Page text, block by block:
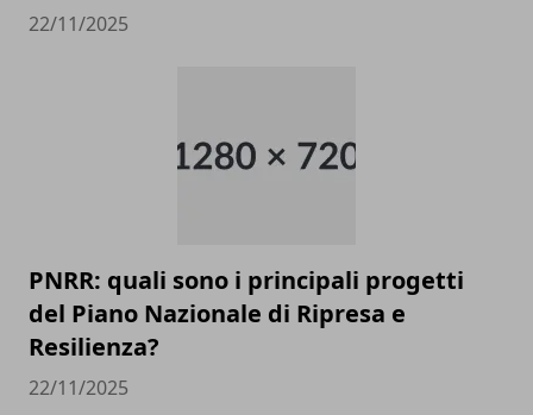
22/11/2025
PNRR: quali sono i principali progetti
del Piano Nazionale di Ripresa e
Resilienza?
22/11/2025